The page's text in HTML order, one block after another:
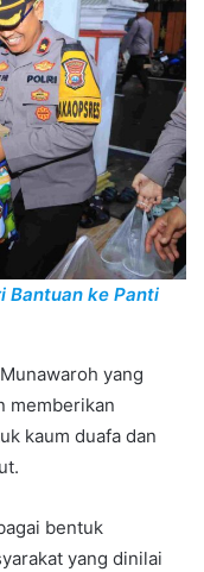
Bantuan ke Panti
yang
memberikan
kaum duafa dan
bentuk
yang dinilai